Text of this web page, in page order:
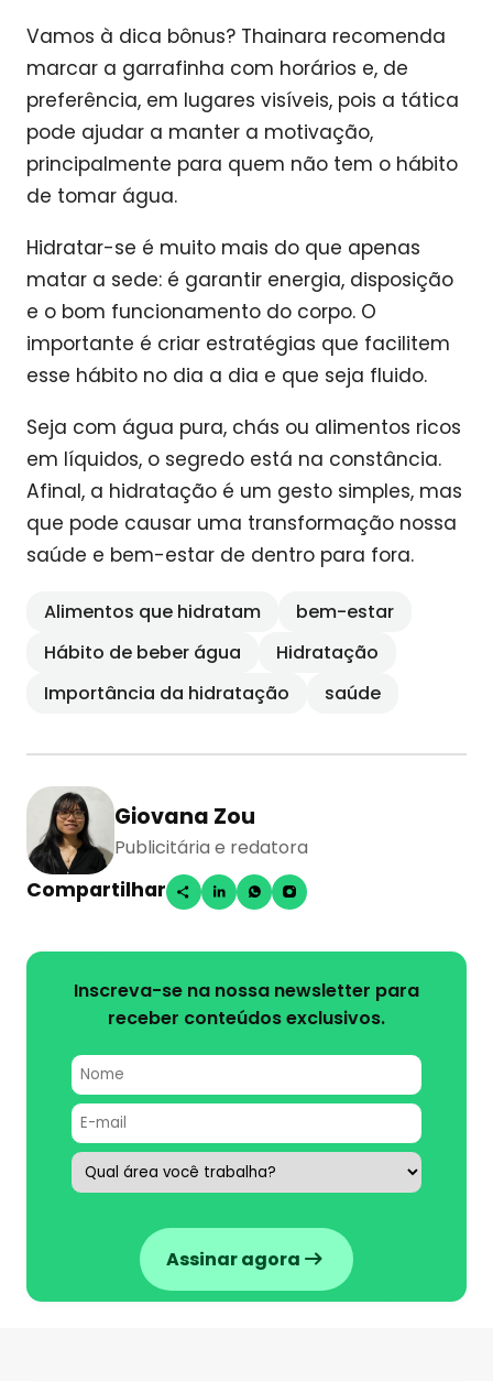
Vamos à dica bônus? Thainara recomenda
marcar a garrafinha com horários e, de
preferência, em lugares visíveis, pois a tática
pode ajudar a manter a motivação,
principalmente para quem não tem o hábito
de tomar água.
Hidratar-se é muito mais do que apenas
matar a sede: é garantir energia, disposição
e o bom funcionamento do corpo. O
importante é criar estratégias que facilitem
esse hábito no dia a dia e que seja fluido.
Seja com água pura, chás ou alimentos ricos
em líquidos, o segredo está na constância.
Afinal, a hidratação é um gesto simples, mas
que pode causar uma transformação nossa
saúde e bem-estar de dentro para fora.
Alimentos que hidratam
bem-estar
Hábito de beber água
Hidratação
Importância da hidratação
saúde
Giovana Zou
Publicitária e redatora
Compartilhar
Inscreva-se na nossa newsletter para
receber conteúdos exclusivos.
Assinar agora